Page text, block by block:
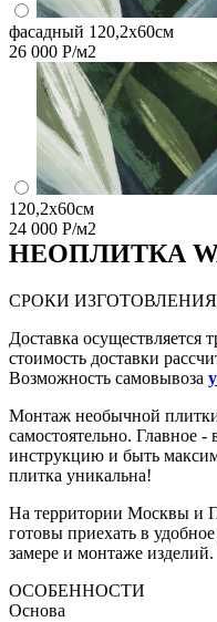
фасадный 120,2x60см
26 000 Р/м2
120,2x60см
24 000 Р/м2
НЕОПЛИТКА
СРОКИ
Доставка осуществляется
стоимость доставки
Возможность самовывоза
Монтаж необычной
самостоятельно. Главное
инструкцию и быть
плитка уникальна!
На территории Москвы и
готовы приехать в
замере и монтаже изделий.
ОСОБЕННОСТИ
Основа